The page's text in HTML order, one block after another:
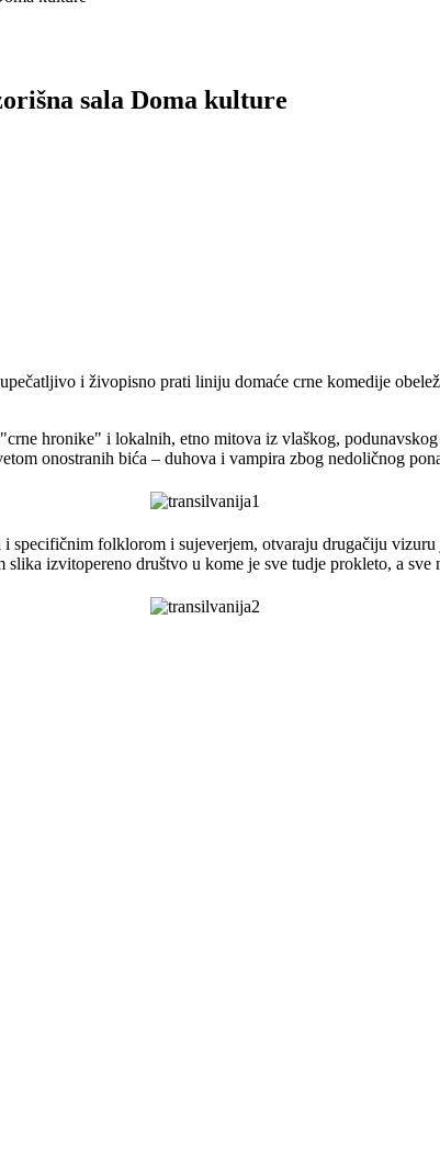
sala Doma kulture
i živopisno prati liniju domaće crne komedije
hronike" i lokalnih, etno mitova iz vlaškog,
onostranih bića – duhova i vampira zbog nedoličnog
folklorom i sujeverjem, otvaraju drugačiju vizuru
izvitopereno društvo u kome je sve tudje prokleto, a